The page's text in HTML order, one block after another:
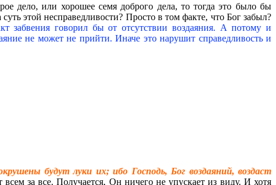
дело, или хорошее семя доброго дела, то тогда это было бы
этой несправедливости? Просто в том факте, что Бог забыл?
забвения говорил бы от отсутствии воздаяния. А потому и
не может не прийти. Иначе это нарушит справедливость и
будут луки их; ибо Господь, Бог воздаяний, воздаст
за все. Получается, Он ничего не упускает из виду. И хотя